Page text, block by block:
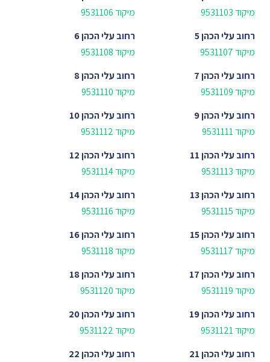
מיקוד 9531103
מיקוד 9531106
רחובעלי הכהן 5
מיקוד 9531107
רחובעלי הכהן 6
מיקוד 9531108
רחובעלי הכהן 7
מיקוד 9531109
רחובעלי הכהן 8
מיקוד 9531110
רחובעלי הכהן 9
מיקוד 9531111
רחובעלי הכהן 10
מיקוד 9531112
רחובעלי הכהן 11
מיקוד 9531113
רחובעלי הכהן 12
מיקוד 9531114
רחובעלי הכהן 13
מיקוד 9531115
רחובעלי הכהן 14
מיקוד 9531116
רחובעלי הכהן 15
מיקוד 9531117
רחובעלי הכהן 16
מיקוד 9531118
רחובעלי הכהן 17
מיקוד 9531119
רחובעלי הכהן 18
מיקוד 9531120
רחובעלי הכהן 19
מיקוד 9531121
רחובעלי הכהן 20
מיקוד 9531122
רחובעלי הכהן 21
רחובעלי הכהן 22